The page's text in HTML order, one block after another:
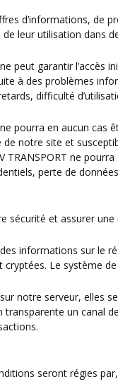
d’informations, de
de leur utilisation dans
peut garantir
à des problèmes
difficulté
ne pourra en aucun
de notre site et
TRANSPORT ne
perte de
sécurité et assurer
informations sur le
Le système
notre serveur, elles
transparente un canal
seront régies